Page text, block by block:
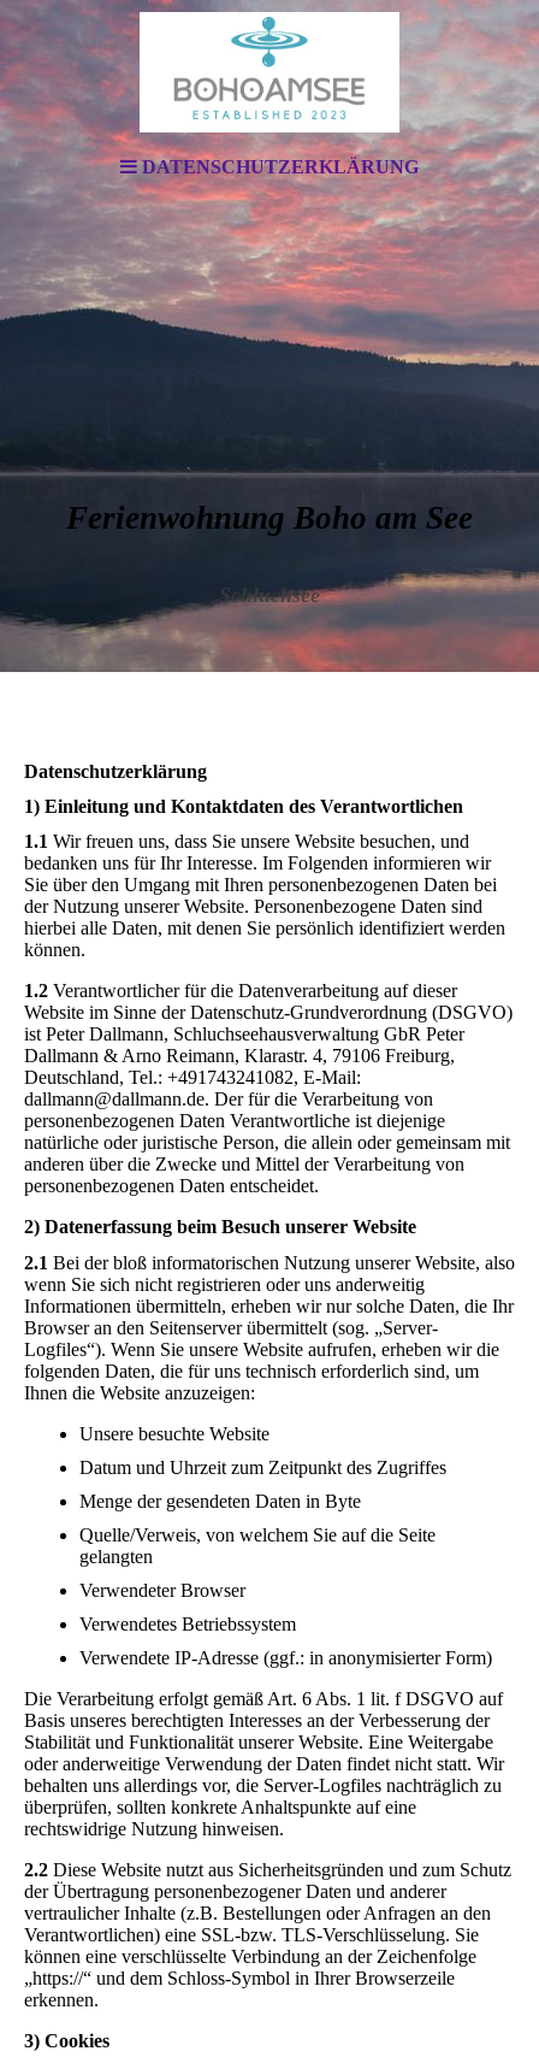
DATENSCHUTZERKLÄRUNG
Ferienwohnung Boho am See
Schluchsee
Datenschutzerklärung
1) Einleitung und Kontaktdaten des Verantwortlichen
1.1 Wir freuen uns, dass Sie unsere Website besuchen, und
bedanken uns für Ihr Interesse. Im Folgenden informieren wir
Sie über den Umgang mit Ihren personenbezogenen Daten bei
der Nutzung unserer Website. Personenbezogene Daten sind
hierbei alle Daten, mit denen Sie persönlich identifiziert werden
können.
1.2 Verantwortlicher für die Datenverarbeitung auf dieser
Website im Sinne der Datenschutz-Grundverordnung (DSGVO)
ist Peter Dallmann, Schluchseehausverwaltung GbR Peter
Dallmann & Arno Reimann, Klarastr. 4, 79106 Freiburg,
Deutschland, Tel.: +491743241082, E-Mail:
dallmann@dallmann.de. Der für die Verarbeitung von
personenbezogenen Daten Verantwortliche ist diejenige
natürliche oder juristische Person, die allein oder gemeinsam mit
anderen über die Zwecke und Mittel der Verarbeitung von
personenbezogenen Daten entscheidet.
2) Datenerfassung beim Besuch unserer Website
2.1 Bei der bloß informatorischen Nutzung unserer Website, also
wenn Sie sich nicht registrieren oder uns anderweitig
Informationen übermitteln, erheben wir nur solche Daten, die Ihr
Browser an den Seitenserver übermittelt (sog. „Server-
Logfiles“). Wenn Sie unsere Website aufrufen, erheben wir die
folgenden Daten, die für uns technisch erforderlich sind, um
Ihnen die Website anzuzeigen:
Unsere besuchte Website
Datum und Uhrzeit zum Zeitpunkt des Zugriffes
Menge der gesendeten Daten in Byte
Quelle/Verweis, von welchem Sie auf die Seite
gelangten
Verwendeter Browser
Verwendetes Betriebssystem
Verwendete IP-Adresse (ggf.: in anonymisierter Form)
Die Verarbeitung erfolgt gemäß Art. 6 Abs. 1 lit. f DSGVO auf
Basis unseres berechtigten Interesses an der Verbesserung der
Stabilität und Funktionalität unserer Website. Eine Weitergabe
oder anderweitige Verwendung der Daten findet nicht statt. Wir
behalten uns allerdings vor, die Server-Logfiles nachträglich zu
überprüfen, sollten konkrete Anhaltspunkte auf eine
rechtswidrige Nutzung hinweisen.
2.2 Diese Website nutzt aus Sicherheitsgründen und zum Schutz
der Übertragung personenbezogener Daten und anderer
vertraulicher Inhalte (z.B. Bestellungen oder Anfragen an den
Verantwortlichen) eine SSL-bzw. TLS-Verschlüsselung. Sie
können eine verschlüsselte Verbindung an der Zeichenfolge
„https://“ und dem Schloss-Symbol in Ihrer Browserzeile
erkennen.
3) Cookies